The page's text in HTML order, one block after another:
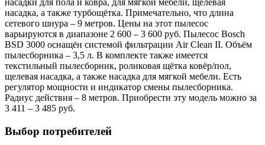
насадки для пола и ковра, для мягкой мебели, щелевая
насадка, а также турбощётка. Примечательно, что длина
сетевого шнура – 9 метров. Цены на этот пылесос
варьируются в диапазоне 2 600 – 3 600 руб. Пылесос Bosch
BSD 3000 оснащён системой фильтрации Air Clean II. Объём
пылесборника – 3,5 л. В комплекте также имеется
текстильный пылесборник, роликовая щётка ковёр/пол,
щелевая насадка, а также насадка для мягкой мебели. Есть
регулятор мощности и индикатор смены пылесборника.
Радиус действия – 8 метров. Приобрести эту модель можно за
3 411 – 3 485 руб.
Выбор потребителей